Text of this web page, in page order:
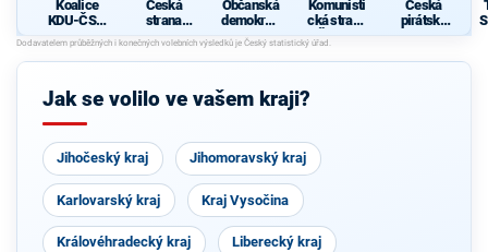
Koalice
KDU-ČSL,
SNK ED a
nezávislí
kandidáti
Česká
strana
sociálně
demokrati
cká
Občanská
demokrati
cká strana
Komunisti
cká strana
Čech a
Moravy
Česká
pirátská
strana
Jak se volilo ve vašem kraji?
Jihočeský kraj Jihomoravský kraj
Karlovarský kraj Kraj Vysočina
Královéhradecký kraj Liberecký kraj